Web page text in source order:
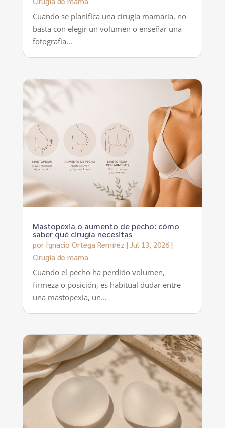
Cuando se planifica una cirugía mamaria, no
basta con elegir un volumen o enseñar una
fotografía...
Mastopexia o aumento de pecho: cómo
saber qué cirugía necesitas
por Ignacio Ortega Remírez | Jul 13, 2026|
Cirugía de mama
Cuando el pecho ha perdido volumen,
firmeza o posición, es habitual dudar entre
una mastopexia, un...